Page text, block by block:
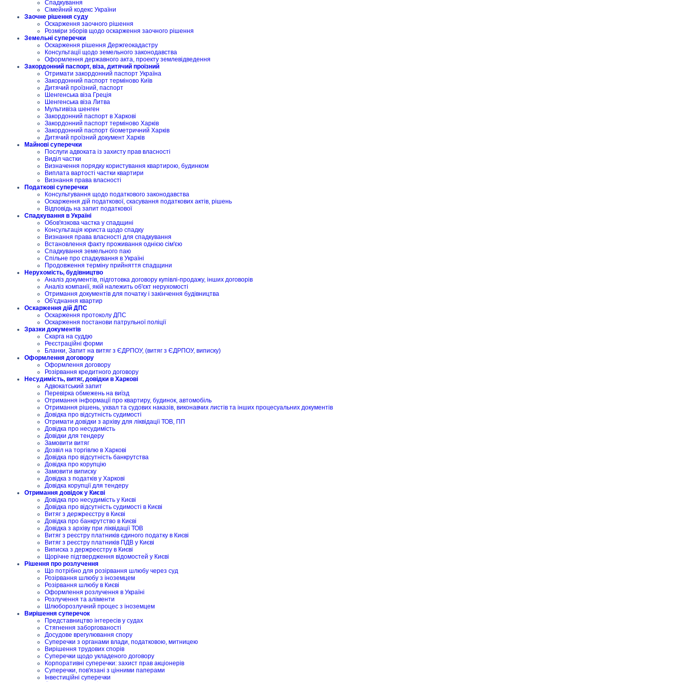
Спадкування
Сімейний кодекс України
Заочне рішення суду
Оскарження заочного рішення
Розміри зборів щодо оскарження заочного рішення
Земельні суперечки
Оскарження рішення Держгеокадастру
Консультації щодо земельного законодавства
Оформлення державного акта, проекту землевідведення
Закордонний паспорт, віза, дитячий проїзний
Отримати закордонний паспорт Україна
Закордонний паспорт терміново Київ
Дитячий проїзний, паспорт
Шенгенська віза Греція
Шенгенська віза Литва
Мультивіза шенген
Закордонний паспорт в Харкові
Закордонний паспорт терміново Харків
Закордонний паспорт біометричний Харків
Дитячий проїзний документ Харків
Майнові суперечки
Послуги адвоката із захисту прав власності
Виділ частки
Визначення порядку користування квартирою, будинком
Виплата вартості частки квартири
Визнання права власності
Податкові суперечки
Консультування щодо податкового законодавства
Оскарження дій податкової, скасування податкових актів, рішень
Відповідь на запит податкової
Спадкування в Україні
Обов'язкова частка у спадщині
Консультація юриста щодо спадку
Визнання права власності для спадкування
Встановлення факту проживання однією сім'єю
Спадкування земельного паю
Спільне про спадкування в Україні
Продовження терміну прийняття спадщини
Нерухомість, будівництво
Аналіз документів, підготовка договору купівлі-продажу, інших договорів
Аналіз компанії, якій належить об'єкт нерухомості
Отримання документів для початку і закінчення будівництва
Об'єднання квартир
Оскарження дій ДПС
Оскарження протоколу ДПС
Оскарження постанови патрульної поліції
Зразки документів
Скарга на суддю
Реєстраційні форми
Бланки, Запит на витяг з ЄДРПОУ, (витяг з ЄДРПОУ, виписку)
Оформлення договору
Оформлення договору
Розірвання кредитного договору
Несудимість, витяг, довідки в Харкові
Адвокатський запит
Перевірка обмежень на виїзд
Отримання інформації про квартиру, будинок, автомобіль
Отримання рішень, ухвал та судових наказів, виконавчих листів та інших процесуальних документів
Довідка про відсутність судимості
Отримати довідки з архіву для ліквідації ТОВ, ПП
Довідка про несудимість
Довідки для тендеру
Замовити витяг
Дозвіл на торгівлю в Харкові
Довідка про відсутність банкрутства
Довідка про корупцію
Замовити виписку
Довідка з податків у Харкові
Довідка корупції для тендеру
Отримання довідок у Києві
Довідка про несудимість у Києві
Довідка про відсутність судимості в Києві
Витяг з держреєстру в Києві
Довідка про банкрутство в Києві
Довідка з архіву при ліквідації ТОВ
Витяг з реєстру платників єдиного податку в Києві
Витяг з реєстру платників ПДВ у Києві
Виписка з держреєстру в Києві
Щорічне підтвердження відомостей у Києві
Рішення про розлучення
Що потрібно для розірвання шлюбу через суд
Розірвання шлюбу з іноземцем
Розірвання шлюбу в Києві
Оформлення розлучення в Україні
Розлучення та аліменти
Шлюборозлучний процес з іноземцем
Вирішення суперечок
Представництво інтересів у судах
Стягнення заборгованості
Досудове врегулювання спору
Суперечки з органами влади, податковою, митницею
Вирішення трудових спорів
Суперечки щодо укладеного договору
Корпоративні суперечки: захист прав акціонерів
Суперечки, пов'язані з цінними паперами
Інвестиційні суперечки